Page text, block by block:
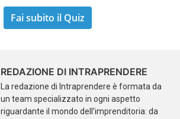
Fai subito il Quiz
REDAZIONE DI INTRAPRENDERE
La redazione di Intraprendere è formata da
un team specializzato in ogni aspetto
riguardante il mondo dell’imprenditoria: da